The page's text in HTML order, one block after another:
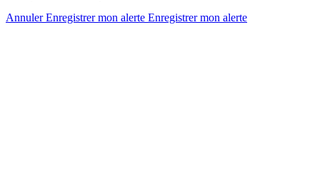
AnnulerEnregistrer mon alerte Enregistrermon alerte